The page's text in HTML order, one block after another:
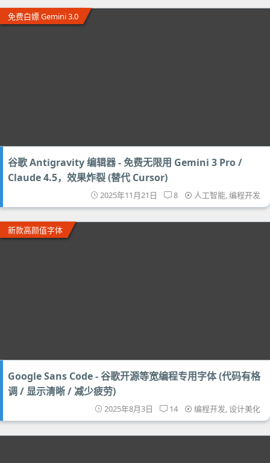
免费白嫖 Gemini 3.0
谷歌 Antigravity 编辑器 - 免费无限用 Gemini 3 Pro /
Claude 4.5，效果炸裂 (替代 Cursor)
2025年11月21日 8 人工智能,编程开发
新款高颜值字体
Google Sans Code - 谷歌开源等宽编程专用字体 (代码有格
调 / 显示清晰 / 减少疲劳)
2025年8月3日 14 编程开发,设计美化